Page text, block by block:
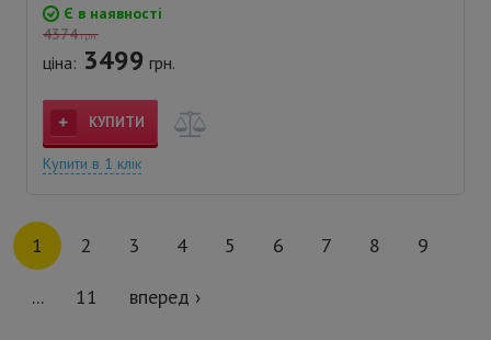
Є в наявності
4374грн.
ціна: 3499 грн.
КУПИТИ
Купити в 1 клік
1 2 3 4 5 6 7 8 9
... 11 вперед ›